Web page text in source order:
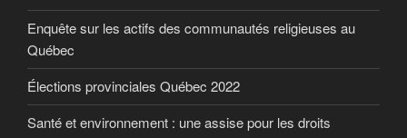
», conclut l’ONU
Un rapport de l’ONU fait un sombre bilan de l’inaction
des gouvernements depuis une décennie.
Enquête sur les actifs des communautés religieuses au
Québec
Élections provinciales Québec 2022
Santé et environnement : une assise pour les droits